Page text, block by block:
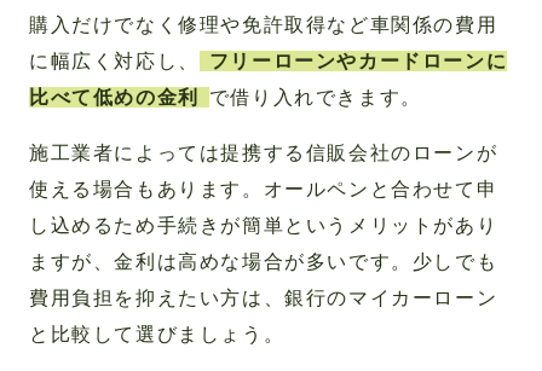
購入だけでなく修理や免許取得など車関係の費用
に幅広く対応し、
フリーローンやカードローンに
比べて低めの金利
で借り入れできます。
施工業者によっては提携する信販会社のローンが
使える場合もあります。オールペンと合わせて申
し込めるため手続きが簡単というメリットがあり
ますが、金利は高めな場合が多いです。少しでも
費用負担を抑えたい方は、銀行のマイカーローン
と比較して選びましょう。